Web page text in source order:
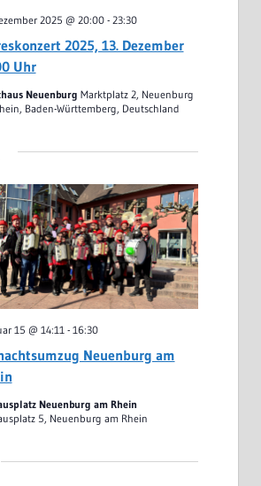
2025, 13. Dezember
Uhr
2025 @ 20:00- 23:30
Neuenburg Marktplatz 2, Neuenburg
Baden-Württemberg, Deutschland
Neuenburg am
15 @ 14:11- 16:30
Neuenburg am Rhein
5, Neuenburg am Rhein